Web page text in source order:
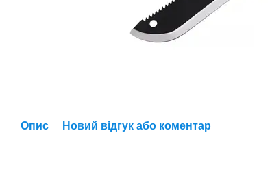
Опис Новий відгук або коментар